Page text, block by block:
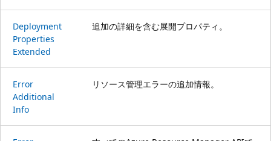
Deployment
Properties
Extended
追加の詳細を含む展開プロパティ。
Error
Additional
Info
リソース管理エラーの追加情報。